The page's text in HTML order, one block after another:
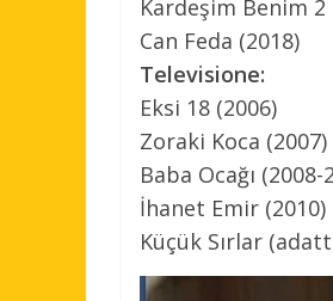
Kardeşim Benim 2
Can Feda (2018)
Televisione:
Eksi 18 (2006)
Zoraki Koca (2007)
Baba Ocağı (2008-
İhanet Emir (2010)
Küçük Sırlar